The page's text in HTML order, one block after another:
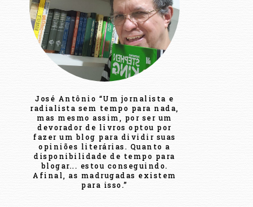
José Antônio “Um jornalista e
radialista sem tempo para nada,
mas mesmo assim, por ser um
devorador de livros optou por
fazer um blog para dividir suas
opiniões literárias. Quanto a
disponibilidade de tempo para
blogar... estou conseguindo.
Afinal, as madrugadas existem
para isso.”